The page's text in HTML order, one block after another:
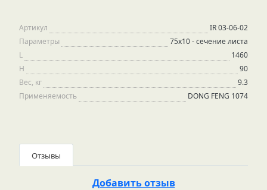
Артикул
IR 03-06-02
Параметры
75х10 - сечение листа
L
1460
H
90
Вес, кг
9.3
Применяемость
DONG FENG 1074
Отзывы
Добавить отзыв